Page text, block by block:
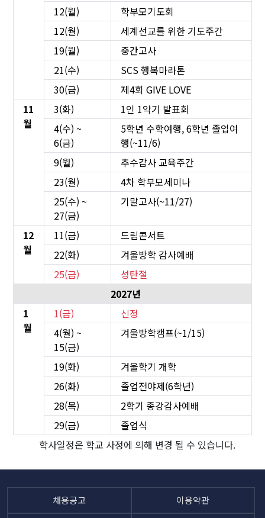
12(월)
학부모기도회
12(월)
세계선교를 위한 기도주간
19(월)
중간고사
21(수)
SCS 행복마라톤
30(금)
제4회 GIVE LOVE
11
월
3(화)
1인 1악기 발표회
4(수) ~
6(금)
5학년 수학여행, 6학년 졸업여
행(~11/6)
9(월)
추수감사 교육주간
23(월)
4차 학부모세미나
25(수) ~
27(금)
기말고사(~11/27)
12
월
11(금)
드림콘서트
22(화)
겨울방학 감사예배
25(금)
성탄절
2027년
1
월
1(금)
신정
4(월) ~
15(금)
겨울방학캠프(~1/15)
19(화)
겨울학기 개학
26(화)
졸업전야제(6학년)
28(목)
2학기 종강감사예배
29(금)
졸업식
학사일정은 학교 사정에 의해 변경 될 수 있습니다.
채용공고 이용약관